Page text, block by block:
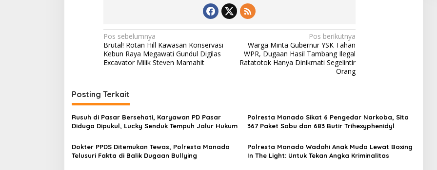
Navigasi
pos
Pos sebelumnya
Brutal! Rotan Hill Kawasan Konservasi
Kebun Raya Megawati Gundul Digilas
Excavator Milik Steven Mamahit
Pos berikutnya
Warga Minta Gubernur YSK Tahan
WPR, Dugaan Hasil Tambang Ilegal
Ratatotok Hanya Dinikmati Segelintir
Orang
Posting Terkait
Rusuh di Pasar Bersehati, Karyawan PD Pasar
Diduga Dipukul, Lucky Senduk Tempuh Jalur Hukum
Polresta Manado Sikat 6 Pengedar Narkoba, Sita
367 Paket Sabu dan 683 Butir Trihexyphenidyl
Dokter PPDS Ditemukan Tewas, Polresta Manado
Telusuri Fakta di Balik Dugaan Bullying
Polresta Manado Wadahi Anak Muda Lewat Boxing
In The Light: Untuk Tekan Angka Kriminalitas